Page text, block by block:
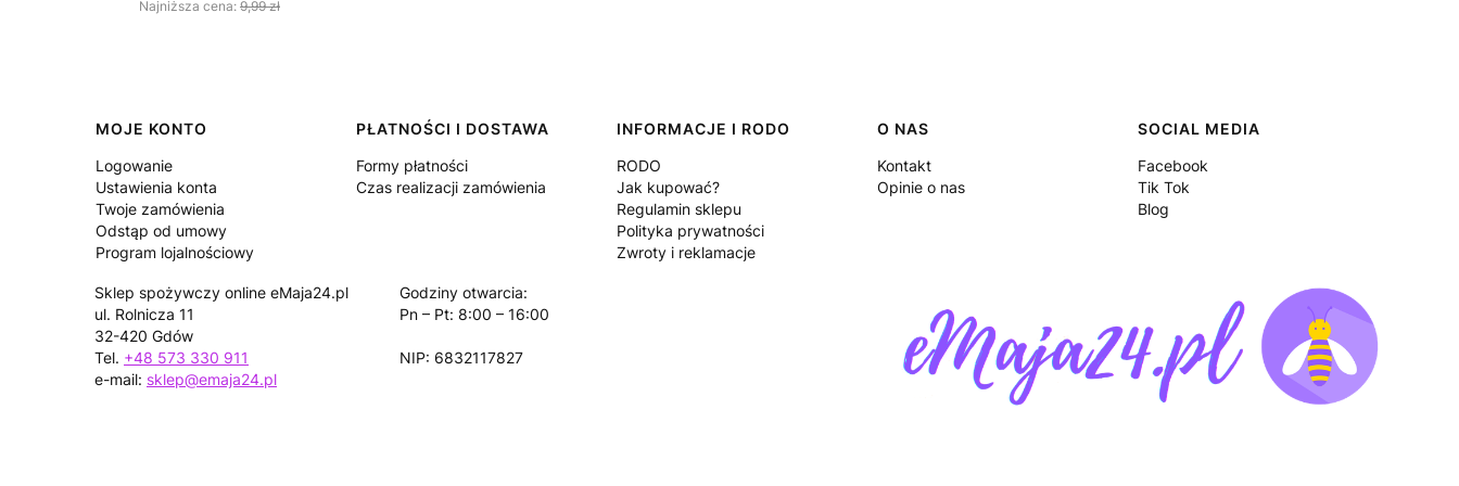
Najniższa cena: 9,99 zł
Linki w stopce
MOJE KONTO
Logowanie
Ustawienia konta
Twoje zamówienia
Odstąp od umowy
Program lojalnościowy
PŁATNOŚCI I DOSTAWA
Formy płatności
Czas realizacji zamówienia
INFORMACJE I RODO
RODO
Jak kupować?
Regulamin sklepu
Polityka prywatności
Zwroty i reklamacje
O NAS
Kontakt
Opinie o nas
SOCIAL MEDIA
Facebook
Tik Tok
Blog
Sklep spożywczy online eMaja24.pl
ul. Rolnicza 11
32-420 Gdów
Tel. +48 573 330 911
e-mail: sklep@emaja24.pl
Godziny otwarcia:
Pn – Pt: 8:00 – 16:00
NIP: 6832117827